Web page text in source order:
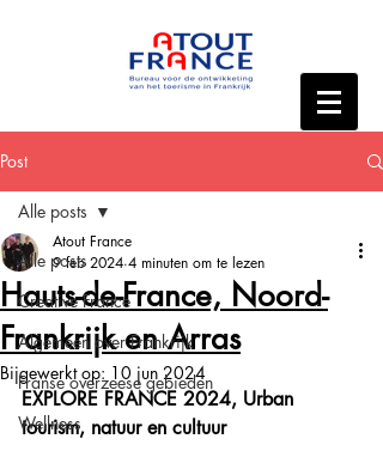
Post
Alle posts
Creative France
Algemeen over Frankrijk
Franse overzeese gebieden
Wellness
Alle posts
Hauts-de-France, Noord-
Frankrijk en Arras
Atout France
9 feb 2024 4 minuten om te lezen
Bijgewerkt op: 10 jun 2024
EXPLORE FRANCE 2024, Urban
tourism, natuur en cultuur